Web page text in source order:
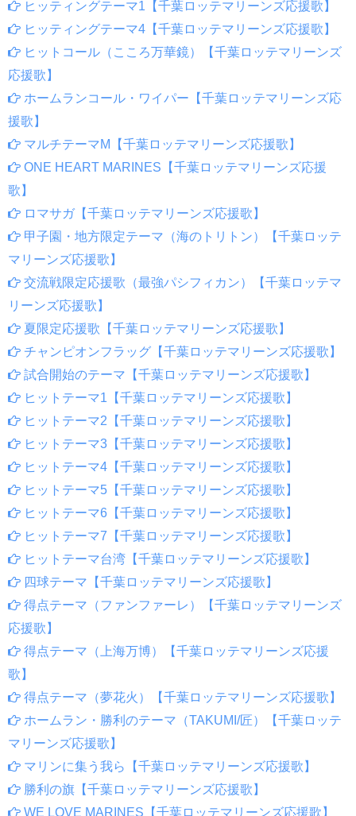
ヒッティングテーマ1【千葉ロッテマリーンズ応援歌】
ヒッティングテーマ4【千葉ロッテマリーンズ応援歌】
ヒットコール（こころ万華鏡）【千葉ロッテマリーンズ
応援歌】
ホームランコール・ワイパー【千葉ロッテマリーンズ応
援歌】
マルチテーマM【千葉ロッテマリーンズ応援歌】
ONE HEART MARINES【千葉ロッテマリーンズ応援
歌】
ロマサガ【千葉ロッテマリーンズ応援歌】
甲子園・地方限定テーマ（海のトリトン）【千葉ロッテ
マリーンズ応援歌】
交流戦限定応援歌（最強パシフィカン）【千葉ロッテマ
リーンズ応援歌】
夏限定応援歌【千葉ロッテマリーンズ応援歌】
チャンピオンフラッグ【千葉ロッテマリーンズ応援歌】
試合開始のテーマ【千葉ロッテマリーンズ応援歌】
ヒットテーマ1【千葉ロッテマリーンズ応援歌】
ヒットテーマ2【千葉ロッテマリーンズ応援歌】
ヒットテーマ3【千葉ロッテマリーンズ応援歌】
ヒットテーマ4【千葉ロッテマリーンズ応援歌】
ヒットテーマ5【千葉ロッテマリーンズ応援歌】
ヒットテーマ6【千葉ロッテマリーンズ応援歌】
ヒットテーマ7【千葉ロッテマリーンズ応援歌】
ヒットテーマ台湾【千葉ロッテマリーンズ応援歌】
四球テーマ【千葉ロッテマリーンズ応援歌】
得点テーマ（ファンファーレ）【千葉ロッテマリーンズ
応援歌】
得点テーマ（上海万博）【千葉ロッテマリーンズ応援
歌】
得点テーマ（夢花火）【千葉ロッテマリーンズ応援歌】
ホームラン・勝利のテーマ（TAKUMI/匠）【千葉ロッテ
マリーンズ応援歌】
マリンに集う我ら【千葉ロッテマリーンズ応援歌】
勝利の旗【千葉ロッテマリーンズ応援歌】
WE LOVE MARINES【千葉ロッテマリーンズ応援歌】